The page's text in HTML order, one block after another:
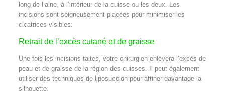
long de l’aine, à l’intérieur de la cuisse ou les deux. Les
incisions sont soigneusement placées pour minimiser les
cicatrices visibles.
Retrait de l’excès cutané et de graisse
Une fois les incisions faites, votre chirurgien enlèvera l’excès de
peau et de graisse de la région des cuisses. Il peut également
utiliser des techniques de liposuccion pour affiner davantage la
silhouette.